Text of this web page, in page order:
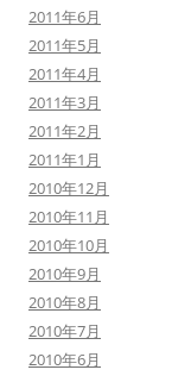
2011年6月
2011年5月
2011年4月
2011年3月
2011年2月
2011年1月
2010年12月
2010年11月
2010年10月
2010年9月
2010年8月
2010年7月
2010年6月